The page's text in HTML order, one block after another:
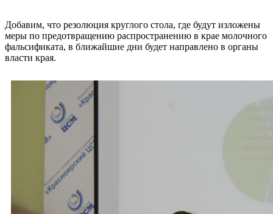
Добавим, что резолюция круглого стола, где будут изложены
меры по предотвращению распространению в крае молочного
фальсификата, в ближайшие дни будет направлено в органы
власти края.